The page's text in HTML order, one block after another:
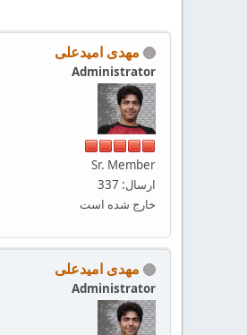
مهدی امیدعلی
Administrator
Sr. Member
ارسال: 337
خارج شده است
مهدی امیدعلی
Administrator